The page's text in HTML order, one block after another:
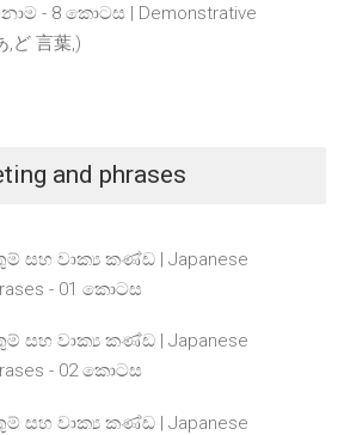
- 8 කොටස | Demonstrative
,ど 言葉,)
Page
and phrases
සහ වාක්‍ය කණ්ඩ | Japanese
- 01 කොටස
Page
සහ වාක්‍ය කණ්ඩ | Japanese
- 02 කොටස
Page
සහ වාක්‍ය කණ්ඩ | Japanese